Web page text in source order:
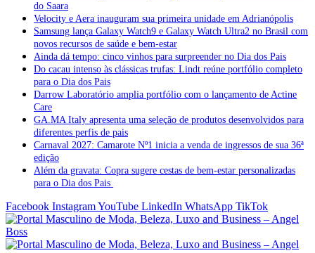
do Saara
Velocity e Aera inauguram sua primeira unidade em Adrianópolis
Samsung lança Galaxy Watch9 e Galaxy Watch Ultra2 no Brasil com
novos recursos de saúde e bem-estar
Ainda dá tempo: cinco vinhos para surpreender no Dia dos Pais
Do cacau intenso às clássicas trufas: Lindt reúne portfólio completo
para o Dia dos Pais
Darrow Laboratório amplia portfólio com o lançamento de Actine
Care
GA.MA Italy apresenta uma seleção de produtos desenvolvidos para
diferentes perfis de pais
Carnaval 2027: Camarote Nº1 inicia a venda de ingressos de sua 36ª
edição
Além da gravata: Copra sugere cestas de bem-estar personalizadas
para o Dia dos Pais
Facebook InstagramYouTube LinkedIn WhatsApp TikTok